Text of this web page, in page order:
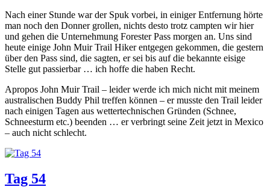
Nach einer Stunde war der Spuk vorbei, in einiger Entfernung hörte
man noch den Donner grollen, nichts desto trotz campten wir hier
und gehen die Unternehmung Forester Pass morgen an. Uns sind
heute einige John Muir Trail Hiker entgegen gekommen, die gestern
über den Pass sind, die sagten, er sei bis auf die bekannte eisige
Stelle gut passierbar … ich hoffe die haben Recht.
Apropos John Muir Trail – leider werde ich mich nicht mit meinem
australischen Buddy Phil treffen können – er musste den Trail leider
nach einigen Tagen aus wettertechnischen Gründen (Schnee,
Schneesturm etc.) beenden … er verbringt seine Zeit jetzt in Mexico
– auch nicht schlecht.
Tag 54